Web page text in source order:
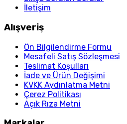
İletişim
Alışveriş
Ön Bilgilendirme Formu
Mesafeli Satış Sözleşmesi
Teslimat Koşulları
İade ve Ürün Değişimi
KVKK Aydınlatma Metni
Çerez Politikası
Açık Rıza Metni